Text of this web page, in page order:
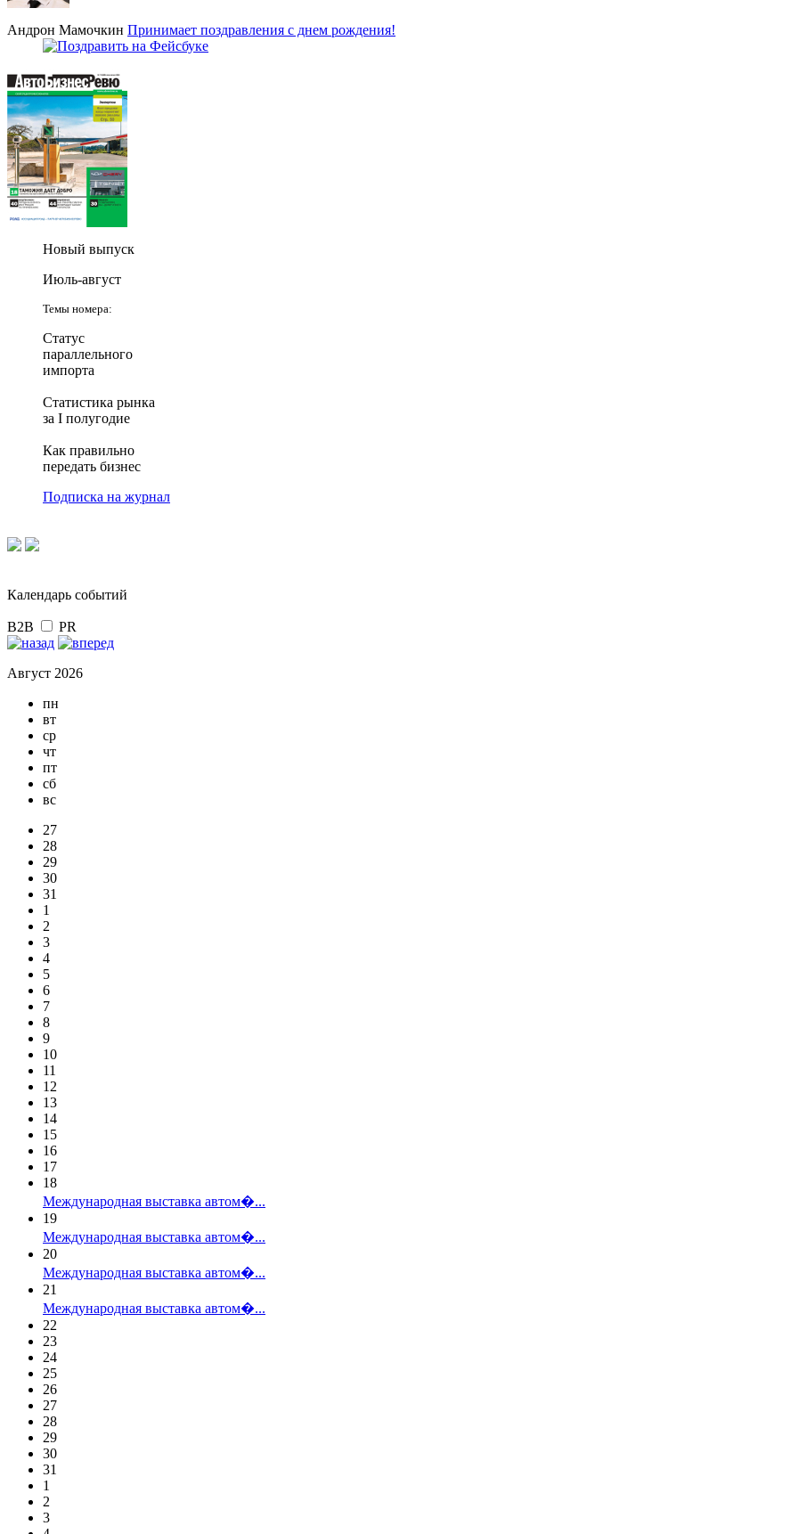
Андрон Мамочкин Принимает поздравления с днем рождения!
Новый выпуск
Июль-август
Темы номера:
Статус
параллельного
импорта
Статистика рынка
за I полугодие
Как правильно
передать бизнес
Подписка на журнал
Календарь событий
B2B PR
Август 2026
пн
вт
ср
чт
пт
сб
вс
27
28
29
30
31
1
2
3
4
5
6
7
8
9
10
11
12
13
14
15
16
17
18
Международная выставка автом�...
19
Международная выставка автом�...
20
Международная выставка автом�...
21
Международная выставка автом�...
22
23
24
25
26
27
28
29
30
31
1
2
3